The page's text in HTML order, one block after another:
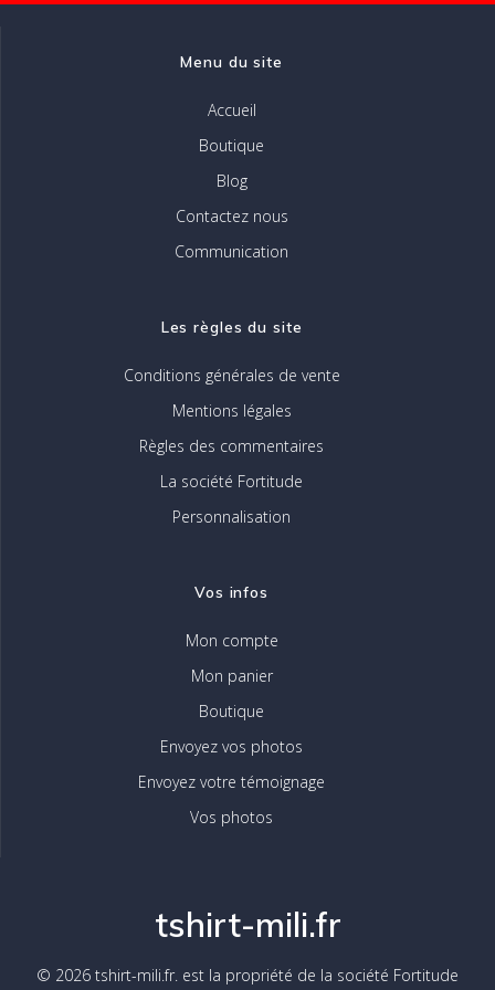
Menu du site
Accueil
Boutique
Blog
Contactez nous
Communication
Les règles du site
Conditions générales de vente
Mentions légales
Règles des commentaires
La société Fortitude
Personnalisation
Vos infos
Mon compte
Mon panier
Boutique
Envoyez vos photos
Envoyez votre témoignage
Vos photos
tshirt-mili.fr
© 2026 tshirt-mili.fr. est la propriété de la société Fortitude